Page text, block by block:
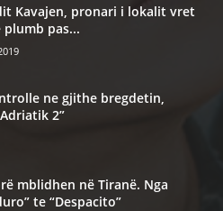
Kavajen, pronari i lokalit vret
pas...
ne gjithe bregdetin,
2”
mblidhen në Tiranë. Nga
te “Despacito”